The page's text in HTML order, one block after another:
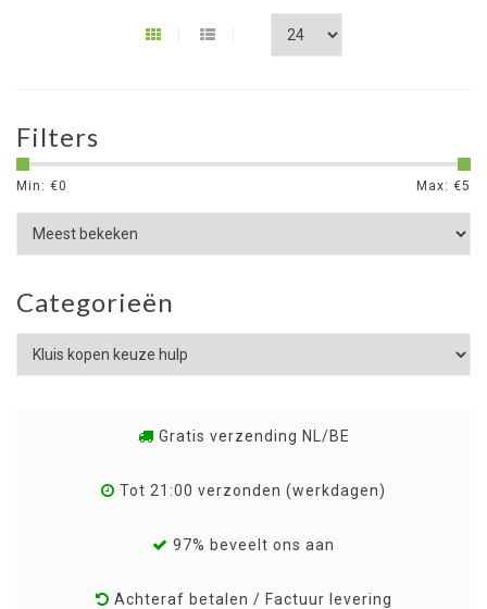
Filters
Min: €0 Max: €5
Categorieën
Gratis verzending NL/BE
Tot 21:00 verzonden (werkdagen)
97% beveelt ons aan
Achteraf betalen / Factuur levering